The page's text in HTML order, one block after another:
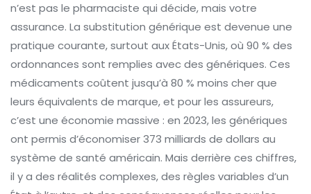
n’est pas le pharmaciste qui décide, mais votre
assurance. La substitution générique est devenue une
pratique courante, surtout aux États-Unis, où 90 % des
ordonnances sont remplies avec des génériques. Ces
médicaments coûtent jusqu’à 80 % moins cher que
leurs équivalents de marque, et pour les assureurs,
c’est une économie massive : en 2023, les génériques
ont permis d’économiser 373 milliards de dollars au
système de santé américain. Mais derrière ces chiffres,
il y a des réalités complexes, des règles variables d’un